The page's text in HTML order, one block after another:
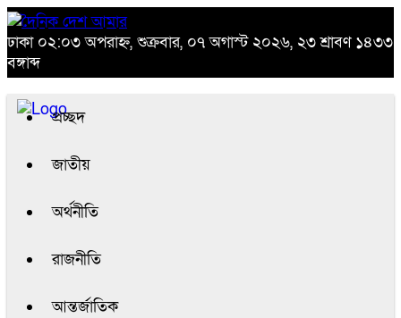
ঢাকা ০২:০৩ অপরাহ্ন, শুক্রবার, ০৭ অগাস্ট ২০২৬, ২৩ শ্রাবণ ১৪৩৩
বঙ্গাব্দ
প্রচ্ছদ
জাতীয়
অর্থনীতি
রাজনীতি
আন্তর্জাতিক